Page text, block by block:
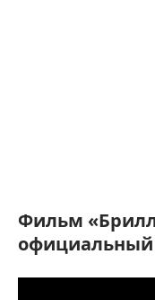
Фильм
официальный